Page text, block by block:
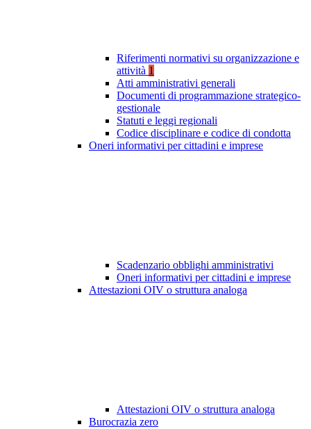
Riferimenti normativi su organizzazione e
attività 1
Atti amministrativi generali
Documenti di programmazione strategico-
gestionale
Statuti e leggi regionali
Codice disciplinare e codice di condotta
Oneri informativi per cittadini e imprese
Scadenzario obblighi amministrativi
Oneri informativi per cittadini e imprese
Attestazioni OIV o struttura analoga
Attestazioni OIV o struttura analoga
Burocrazia zero